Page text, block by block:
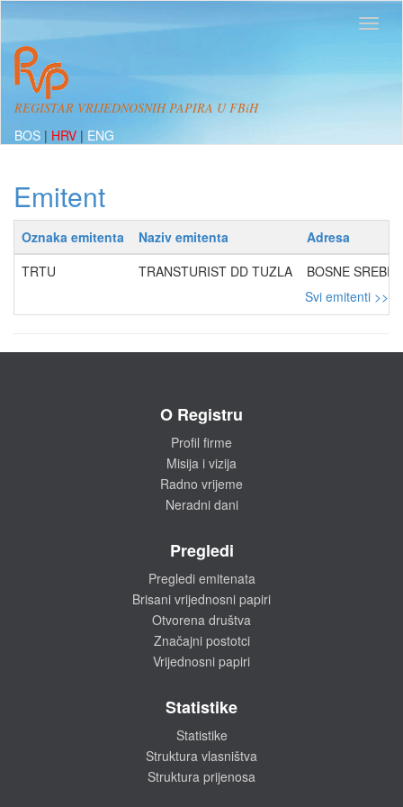
REGISTAR VRIJEDNOSNIH PAPIRA U FBiH
BOS | HRV | ENG
Emitent
Oznaka emitenta Naziv emitenta
Adresa
TRTU
TRANSTURIST DD TUZLA
BOSNE
Svi emitenti >>
O Registru
Profil firme
Misija i vizija
Radno vrijeme
Neradni dani
Pregledi
Pregledi emitenata
Brisani vrijednosni papiri
Otvorena društva
Značajni postotci
Vrijednosni papiri
Statistike
Statistike
Struktura vlasništva
Struktura prijenosa